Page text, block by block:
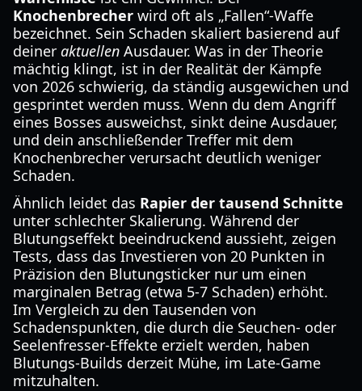
Knochenbrecher wird oft als „Fallen“-Waffe
bezeichnet. Sein Schaden skaliert basierend auf
deiner aktuellen Ausdauer. Was in der Theorie
mächtig klingt, ist in der Realität der Kämpfe
von 2026 schwierig, da ständig ausgewichen und
gesprintet werden muss. Wenn du dem Angriff
eines Bosses ausweichst, sinkt deine Ausdauer,
und dein anschließender Treffer mit dem
Knochenbrecher verursacht deutlich weniger
Schaden.
Ähnlich leidet das Rapier der tausend Schnitte
unter schlechter Skalierung. Während der
Blutungseffekt beeindruckend aussieht, zeigen
Tests, dass das Investieren von 20 Punkten in
Präzision den Blutungsticker nur um einen
marginalen Betrag (etwa 5-7 Schaden) erhöht.
Im Vergleich zu den Tausenden von
Schadenspunkten, die durch die Seuchen- oder
Seelenfresser-Effekte erzielt werden, haben
Blutungs-Builds derzeit Mühe, im Late-Game
mitzuhalten.